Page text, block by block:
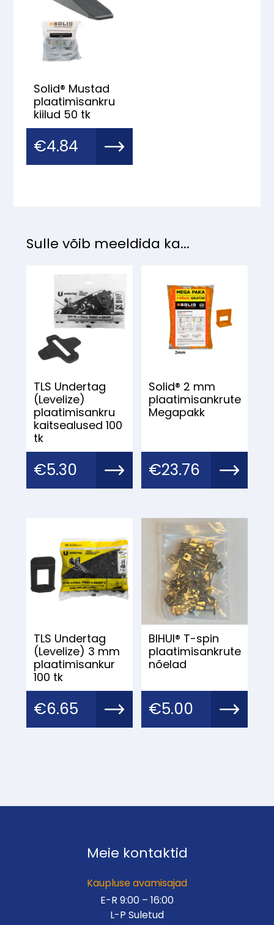
Solid® Mustad
plaatimisankru
kiilud 50 tk
€4.84
Sulle võib meeldida ka...
TLS Undertag
(Levelize)
plaatimisankru
kaitsealused 100
tk
€5.30
Solid® 2 mm
plaatimisankrute
Megapakk
€23.76
TLS Undertag
(Levelize) 3 mm
plaatimisankur
100 tk
€6.65
BIHUI® T-spin
plaatimisankrute
nõelad
€5.00
Meie kontaktid
Kaupluse avamisajad
E-R 9:00 – 16:00
L-P Suletud